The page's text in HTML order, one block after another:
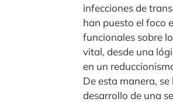
infecciones de
han puesto el foco
funcionales sobre
vital, desde una
en un
De esta manera,
desarrollo de una